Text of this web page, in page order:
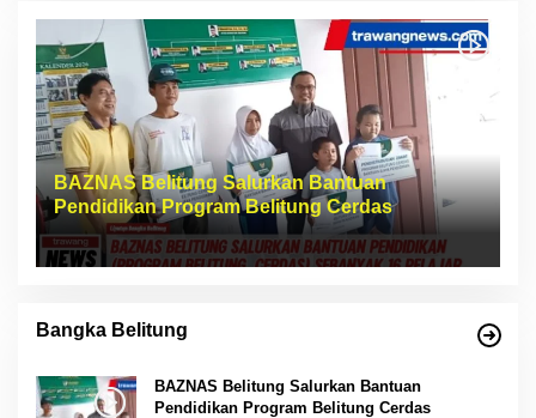
BAZNAS Belitung Salurkan Bantuan
Pendidikan Program Belitung Cerdas
Bangka Belitung
BAZNAS Belitung Salurkan Bantuan
Pendidikan Program Belitung Cerdas